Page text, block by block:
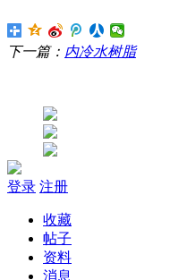
下一篇： 内冷水树脂
登录 注册
收藏
帖子
资料
消息